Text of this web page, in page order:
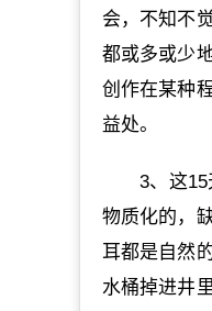
会，不知不
都或多或少
创作在某种
益处。
3、这
物质化的，
耳都是自然
水桶掉进井